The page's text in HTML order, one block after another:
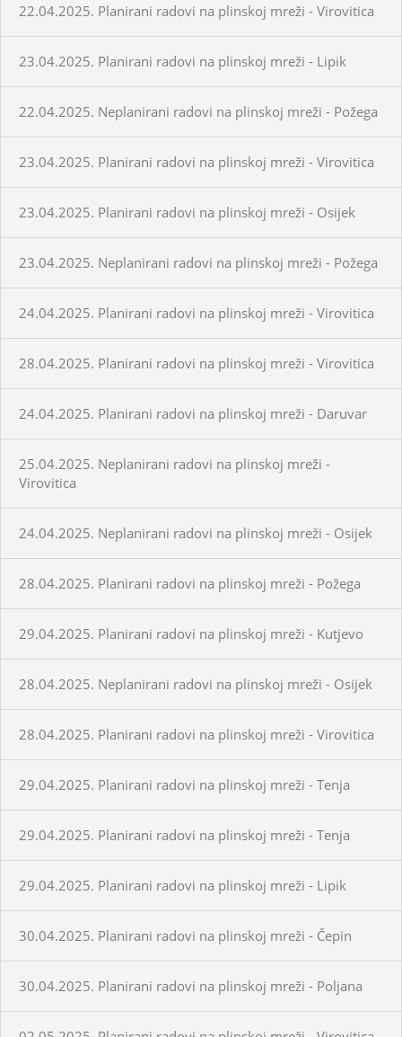
22.04.2025. Planirani radovi na plinskoj mreži - Virovitica
23.04.2025. Planirani radovi na plinskoj mreži - Lipik
22.04.2025. Neplanirani radovi na plinskoj mreži - Požega
23.04.2025. Planirani radovi na plinskoj mreži - Virovitica
23.04.2025. Planirani radovi na plinskoj mreži - Osijek
23.04.2025. Neplanirani radovi na plinskoj mreži - Požega
24.04.2025. Planirani radovi na plinskoj mreži - Virovitica
28.04.2025. Planirani radovi na plinskoj mreži - Virovitica
24.04.2025. Planirani radovi na plinskoj mreži - Daruvar
25.04.2025. Neplanirani radovi na plinskoj mreži -
Virovitica
24.04.2025. Neplanirani radovi na plinskoj mreži - Osijek
28.04.2025. Planirani radovi na plinskoj mreži - Požega
29.04.2025. Planirani radovi na plinskoj mreži - Kutjevo
28.04.2025. Neplanirani radovi na plinskoj mreži - Osijek
28.04.2025. Planirani radovi na plinskoj mreži - Virovitica
29.04.2025. Planirani radovi na plinskoj mreži - Tenja
29.04.2025. Planirani radovi na plinskoj mreži - Tenja
29.04.2025. Planirani radovi na plinskoj mreži - Lipik
30.04.2025. Planirani radovi na plinskoj mreži - Čepin
30.04.2025. Planirani radovi na plinskoj mreži - Poljana